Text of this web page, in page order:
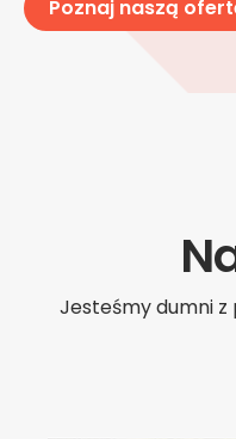
Poznaj naszą
Jesteśmy dumni